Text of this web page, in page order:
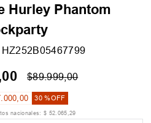
Hurley Phantom
HZ252B05467799
00 $89.999,00
.000,00 30 %OFF
nacionales: $ 52.065,29